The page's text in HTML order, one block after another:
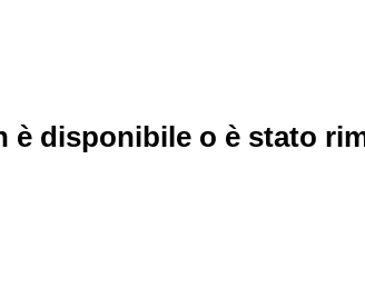
è disponibile o è stato